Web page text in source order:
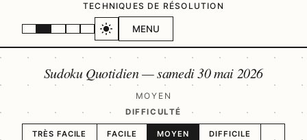
MENU
TECHNIQUES DE RÉSOLUTION
Sudoku Quotidien —samedi 30 mai 2026
MOYEN
DIFFICULTÉ
TRÈS FACILE FACILE MOYEN DIFFICILE